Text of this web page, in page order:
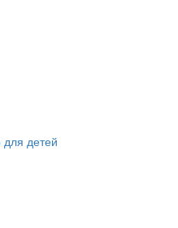
для детей